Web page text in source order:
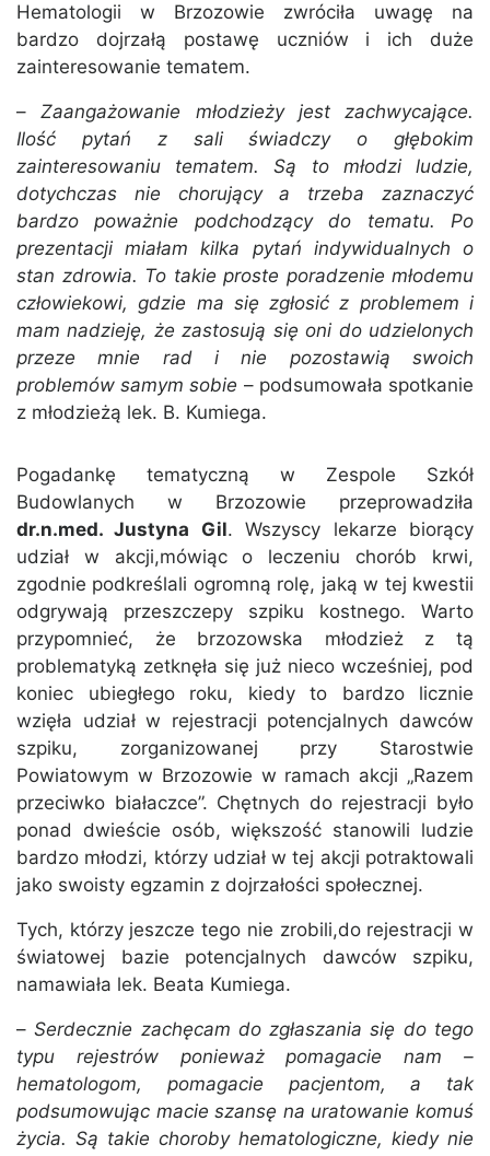
Hematologii w Brzozowie zwróciła uwagę na
bardzo dojrzałą postawę uczniów i ich duże
zainteresowanie tematem.
–Zaangażowanie młodzieży jest zachwycające.
Ilość pytań z sali świadczy o głębokim
zainteresowaniu tematem. Są to młodzi ludzie,
dotychczas nie chorujący a trzeba zaznaczyć
bardzo poważnie podchodzący do tematu. Po
prezentacji miałam kilka pytań indywidualnych o
stan zdrowia. To takie proste poradzenie młodemu
człowiekowi, gdzie ma się zgłosić z problemem i
mam nadzieję, że zastosują się oni do udzielonych
przeze mnie rad i nie pozostawią swoich
problemów samym sobie – podsumowała spotkanie
z młodzieżą lek. B. Kumiega.
Pogadankę tematyczną w Zespole Szkół
Budowlanych w Brzozowie przeprowadziła
dr.n.med. Justyna Gil. Wszyscy lekarze biorący
udział w akcji,mówiąc o leczeniu chorób krwi,
zgodnie podkreślali ogromną rolę, jaką w tej kwestii
odgrywają przeszczepy szpiku kostnego. Warto
przypomnieć, że brzozowska młodzież z tą
problematyką zetknęła się już nieco wcześniej, pod
koniec ubiegłego roku, kiedy to bardzo licznie
wzięła udział w rejestracji potencjalnych dawców
szpiku, zorganizowanej przy Starostwie
Powiatowym w Brzozowie w ramach akcji „Razem
przeciwko białaczce”. Chętnych do rejestracji było
ponad dwieście osób, większość stanowili ludzie
bardzo młodzi, którzy udział w tej akcji potraktowali
jako swoisty egzamin z dojrzałości społecznej.
Tych, którzy jeszcze tego nie zrobili,do rejestracji w
światowej bazie potencjalnych dawców szpiku,
namawiała lek. Beata Kumiega.
–Serdecznie zachęcam do zgłaszania się do tego
typu rejestrów ponieważ pomagacie nam –
hematologom, pomagacie pacjentom, a tak
podsumowując macie szansę na uratowanie komuś
życia. Są takie choroby hematologiczne, kiedy nie